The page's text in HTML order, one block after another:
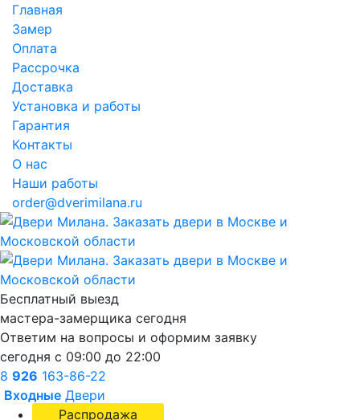
Главная
Замер
Оплата
Рассрочка
Доставка
Установка и работы
Гарантия
Контакты
О нас
Наши работы
order@dverimilana.ru
Бесплатный выезд
мастера-замерщика сегодня
Ответим на вопросы и оформим заявку
сегодня с 09:00 до 22:00
8 926 163-86-22
Входные Двери
Распродажа